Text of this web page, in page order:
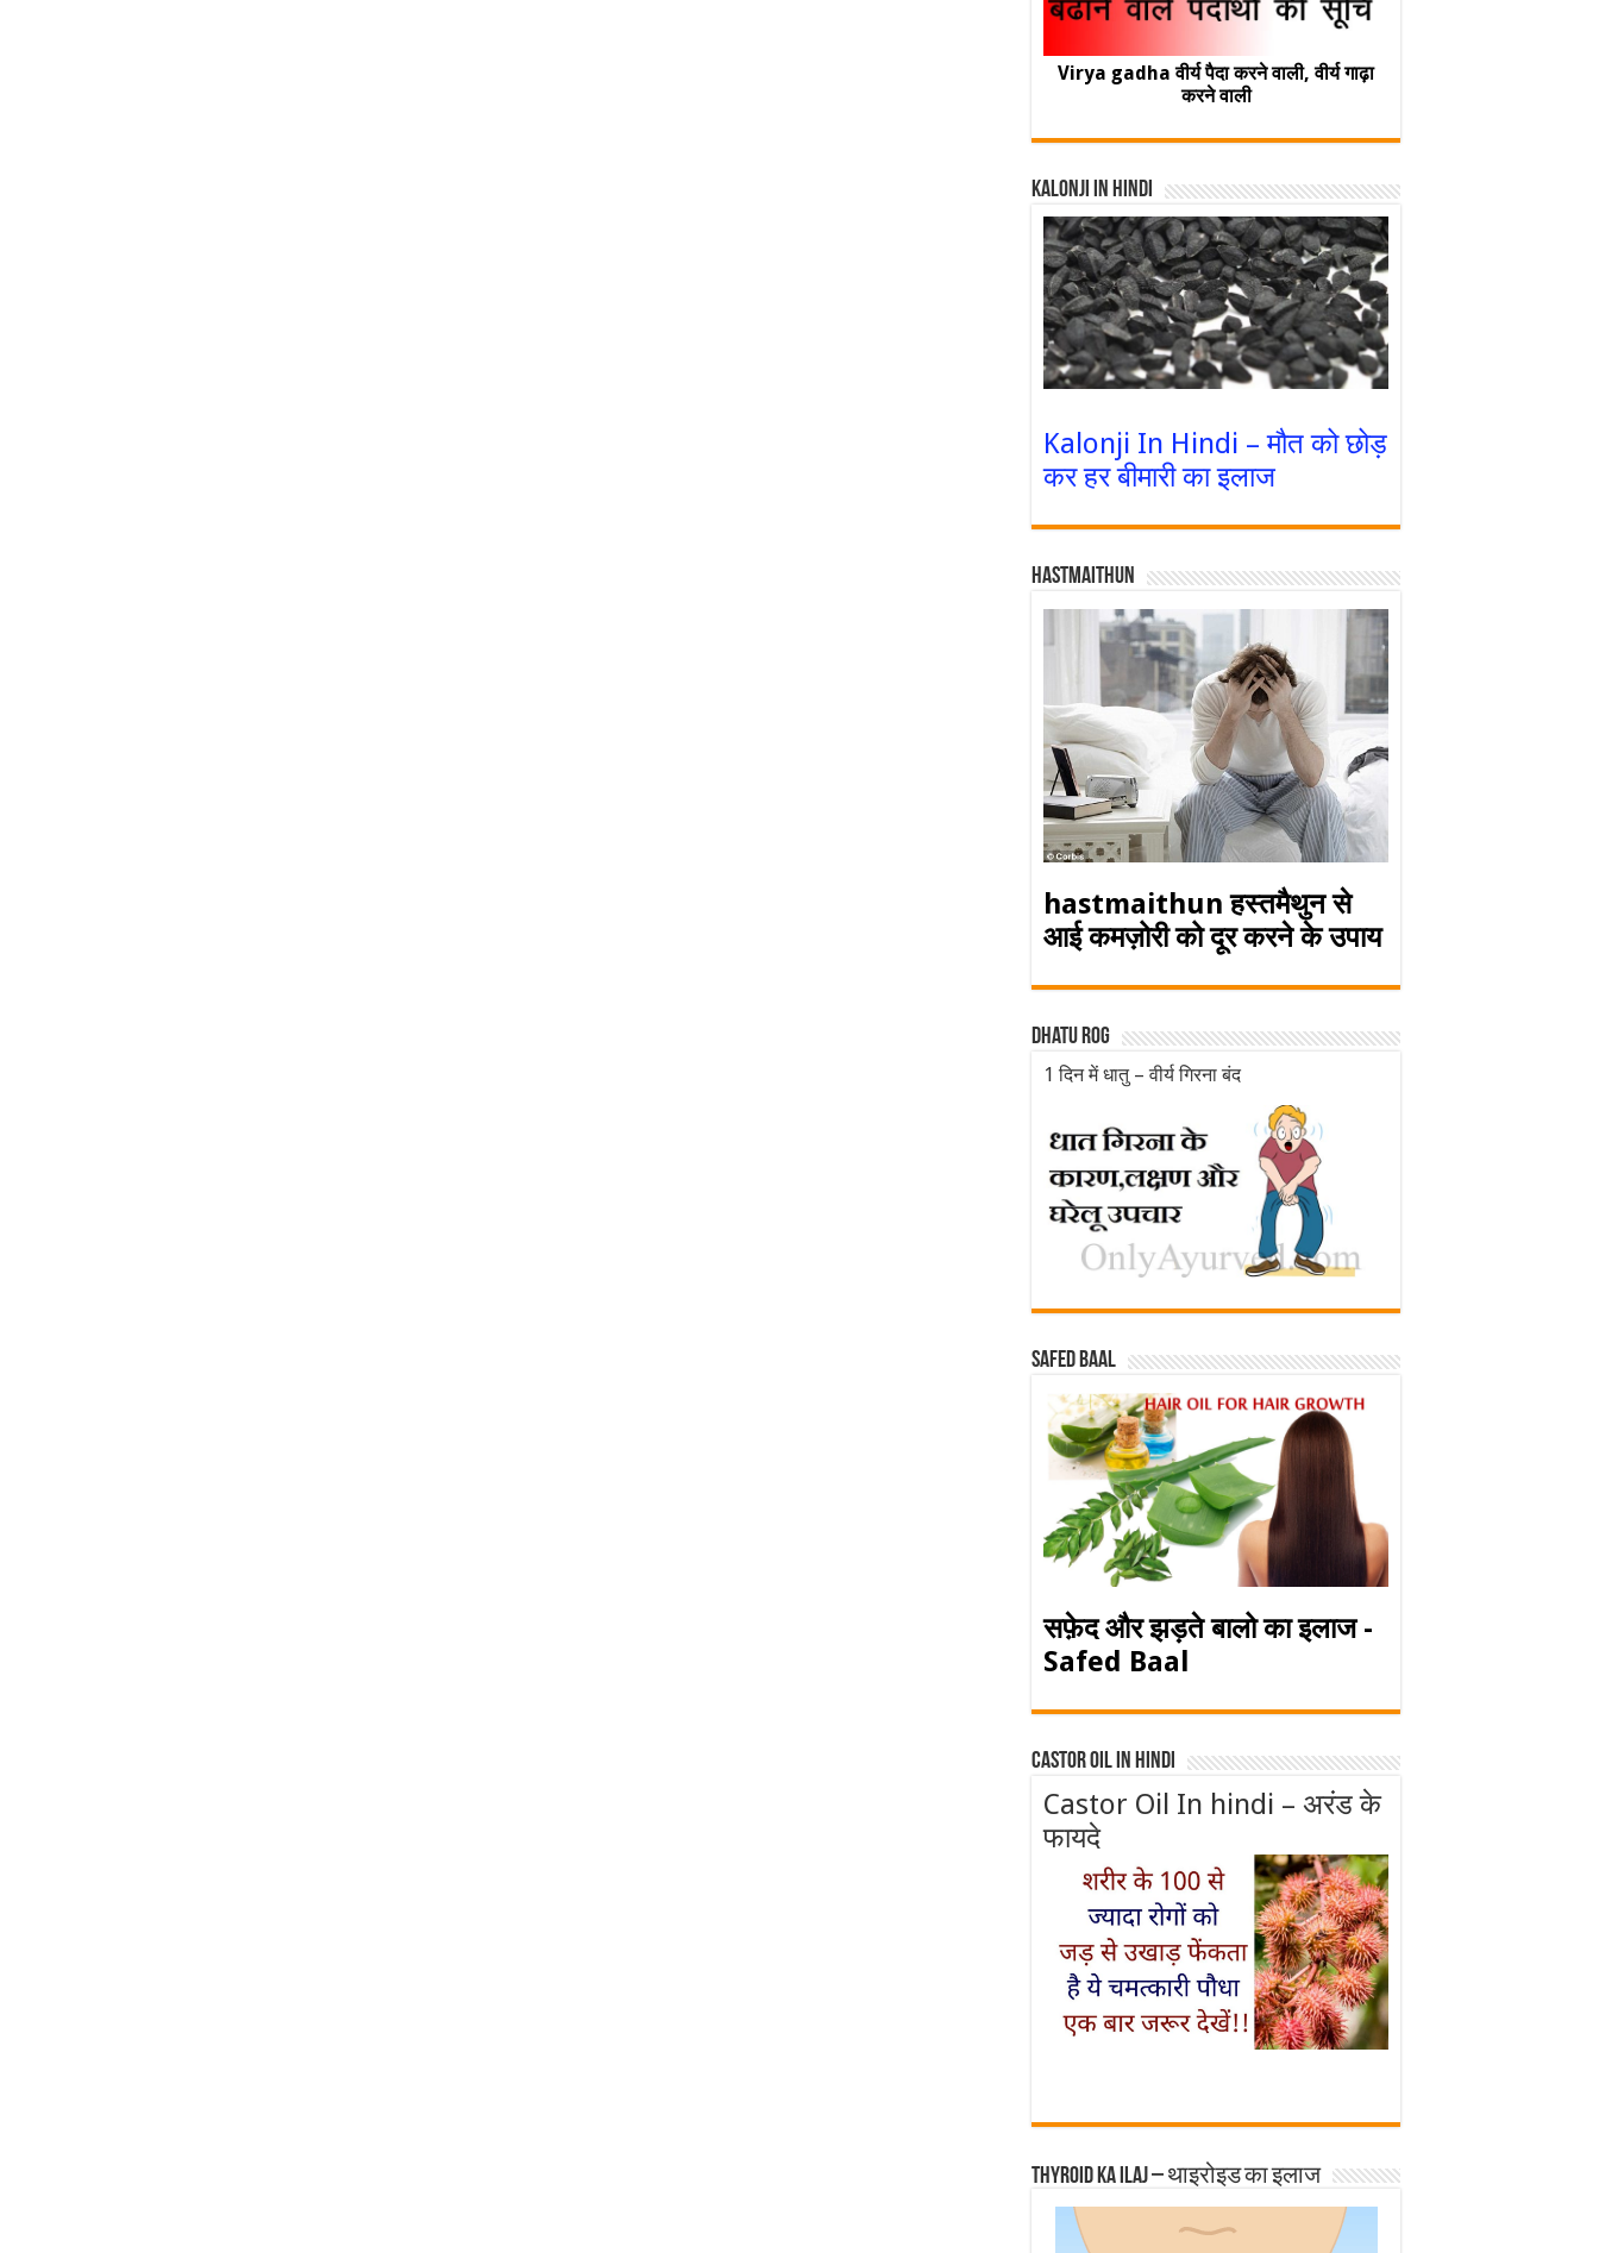
Virya gadha वीर्य पैदा करने वाली, वीर्य गाढ़ा
करने वाली
Kalonji In Hindi
Kalonji In Hindi – मौत को छोड़
कर हर बीमारी का इलाज
Hastmaithun
hastmaithun हस्तमैथुन से
आई कमज़ोरी को दूर करने के उपाय
Dhatu rog
1 दिन में धातु – वीर्य गिरना बंद
Safed baal
सफ़ेद और झड़ते बालो का इलाज -
Safed Baal
Castor Oil In Hindi
Castor Oil In hindi – अरंड के
फायदे
Thyroid ka ilaj – थाइरोइड का इलाज